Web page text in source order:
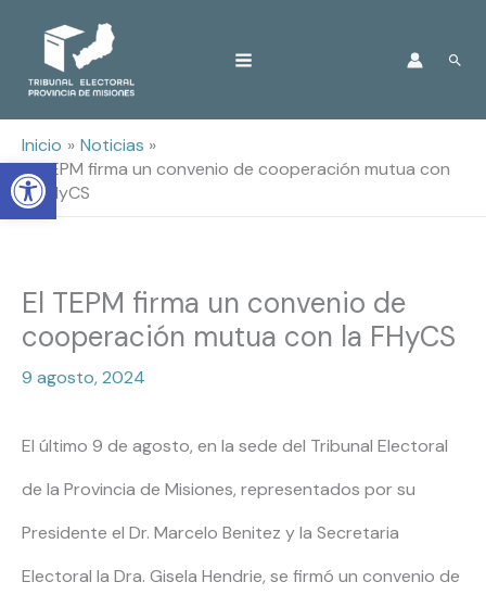
Open toolbar
Inicio
Noticias
El TEPM firma un convenio de cooperación mutua con
la FHyCS
El TEPM firma un convenio de
cooperación mutua con la FHyCS
9 agosto, 2024
El último 9 de agosto, en la sede del Tribunal Electoral
de la Provincia de Misiones, representados por su
Presidente el Dr. Marcelo Benitez y la Secretaria
Electoral la Dra. Gisela Hendrie, se firmó un convenio de